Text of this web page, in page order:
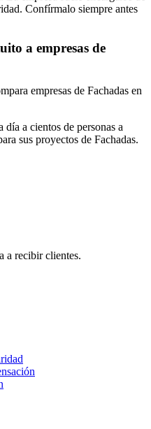
Confírmalo siempre antes
a empresas de
empresas de Fachadas en
a cientos de personas a
sus proyectos de Fachadas.
a recibir clientes.